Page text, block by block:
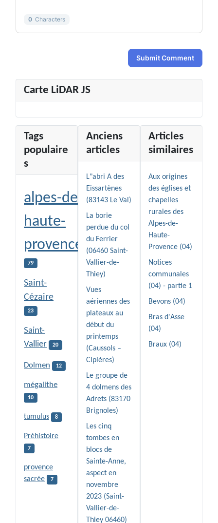
0 Characters
Submit Comment
Carte LiDAR JS
Tags
populaire
s
alpes-de-
haute-
provence
79
Saint-
Cézaire
23
Saint-
Vallier
20
Dolmen 12
mégalithe
10
tumulus 8
Préhistoire
7
provence
sacrée
7
Anciens
articles
L"abri A des
Eissartènes
(83143 Le Val)
La borie
perdue du col
du Ferrier
(06460 Saint-
Vallier-de-
Thiey)
Vues
aériennes des
plateaux au
début du
printemps
(Caussols –
Cipières)
Le groupe de
4 dolmens des
Adrets (83170
Brignoles)
Les cinq
tombes en
blocs de
Sainte-Anne,
aspect en
novembre
2023 (Saint-
Vallier-de-
Thiey 06460)
Articles
similaires
Aux origines
des églises et
chapelles
rurales des
Alpes-de-
Haute-
Provence (04)
Notices
communales
(04) - partie 1
Bevons (04)
Bras d'Asse
(04)
Braux (04)